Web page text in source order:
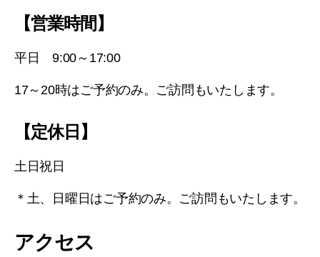
【営業時間】
平日 9:00～17:00
17～20時はご予約のみ。ご訪問もいたします。
【定休日】
土日祝日
＊土、日曜日はご予約のみ。ご訪問もいたします。
アクセス